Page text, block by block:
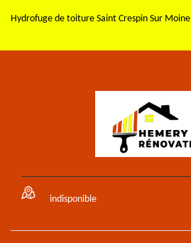
Hydrofuge de toiture Saint Crespin Sur Moine
indisponible